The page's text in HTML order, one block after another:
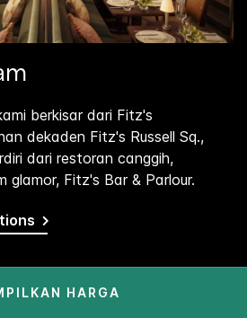
HARGA
berkisar dari Fitz's
dekaden Fitz's Russell Sq.,
dari restoran canggih,
glamor, Fitz's Bar & Parlour.